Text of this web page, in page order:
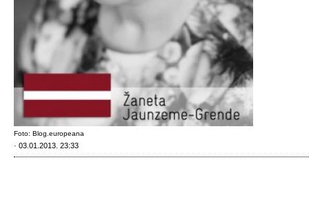
Foto: Blog.europeana
· 03.01.2013. 23:33